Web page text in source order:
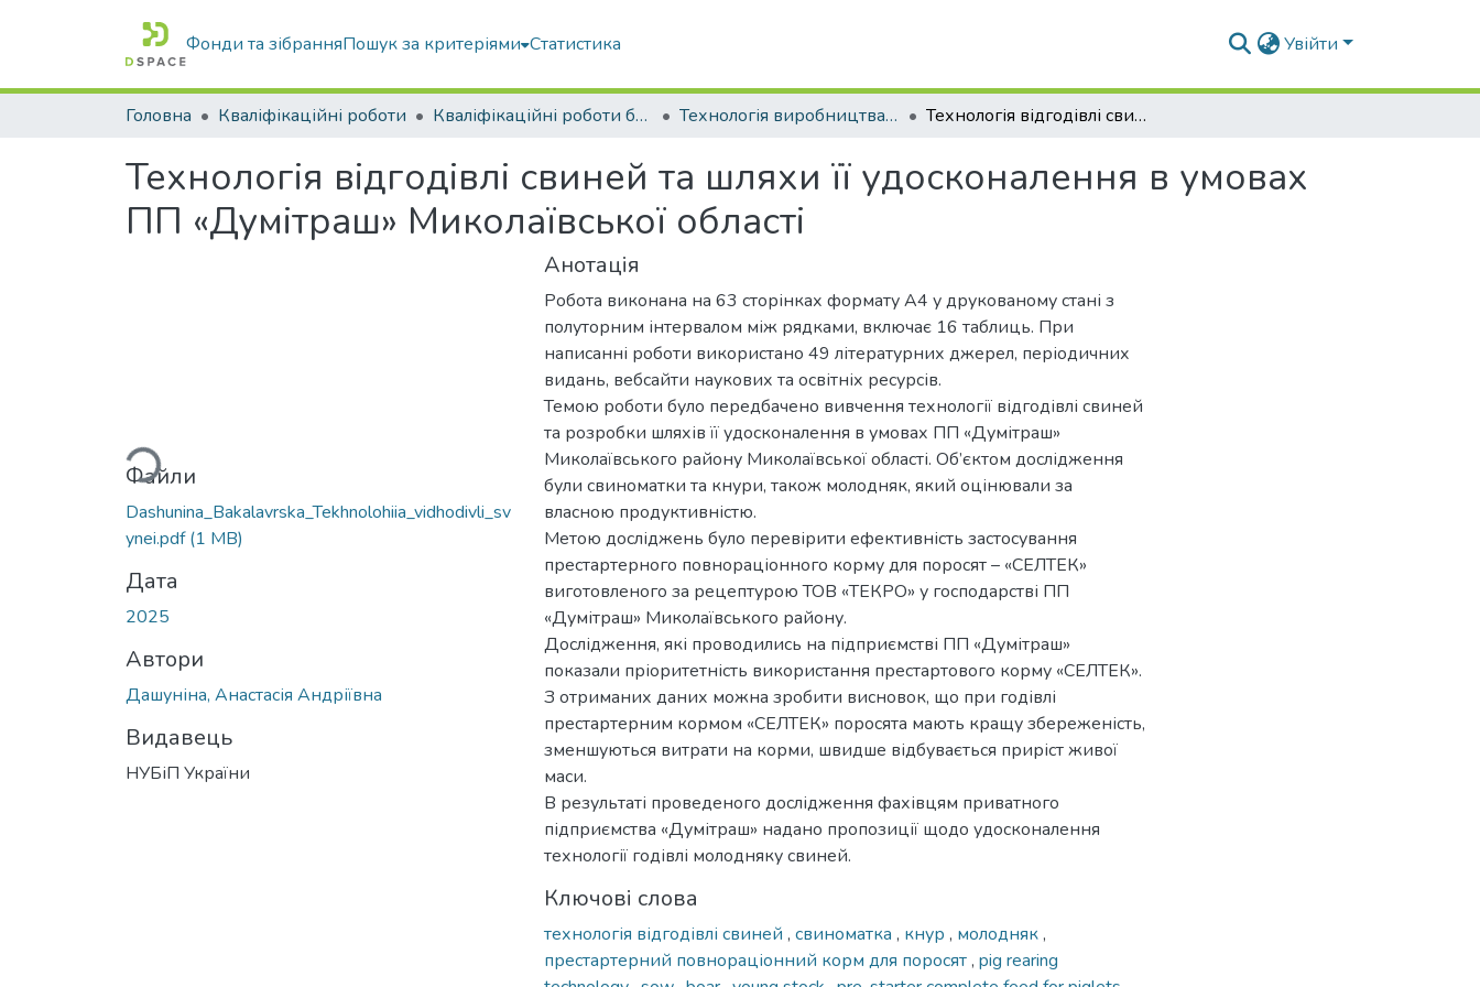
Фонди та зібранняПошук за критеріями Статистика Увійти
Головна Кваліфікаційні роботи Кваліфікаційні роботи бакалаврів Технологія виробництва і переробки продукції тваринництва Технологія відгодівлі свиней та шляхи її удосконалення в умовах ПП «Думітраш» Миколаївської області
Технологія відгодівлі свиней та шляхи її удосконалення в умовах
ПП «Думітраш» Миколаївської області
Вантажиться...
Файли
Dashunina_Bakalavrska_Tekhnolohiia_vidhodivli_sv
ynei.pdf(1 MB)
Дата
2025
Автори
Дашуніна, Анастасія Андріївна
Видавець
НУБіП України
Анотація
Робота виконана на 63 сторінках формату А4 у друкованому стані з
полуторним інтервалом між рядками, включає 16 таблиць. При
написанні роботи використано 49 літературних джерел, періодичних
видань, вебсайти наукових та освітніх ресурсів.
Темою роботи було передбачено вивчення технології відгодівлі свиней
та розробки шляхів її удосконалення в умовах ПП «Думітраш»
Миколаївського району Миколаївської області. Об’єктом дослідження
були свиноматки та кнури, також молодняк, який оцінювали за
власною продуктивністю.
Метою досліджень було перевірити ефективність застосування
престартерного повнораціонного корму для поросят – «СЕЛТЕК»
виготовленого за рецептурою ТОВ «ТЕКРО» у господарстві ПП
«Думітраш» Миколаївського району.
Дослідження, які проводились на підприємстві ПП «Думітраш»
показали пріоритетність використання престартового корму «СЕЛТЕК».
З отриманих даних можна зробити висновок, що при годівлі
престартерним кормом «СЕЛТЕК» поросята мають кращу збереженість,
зменшуються витрати на корми, швидше відбувається приріст живої
маси.
В результаті проведеного дослідження фахівцям приватного
підприємства «Думітраш» надано пропозиції щодо удосконалення
технології годівлі молодняку свиней.
Ключові слова
технологія відгодівлі свиней , свиноматка , кнур , молодняк,
престартерний повнораціонний корм для поросят, pig rearing